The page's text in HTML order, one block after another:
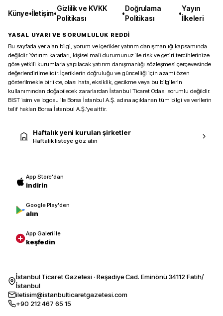
Künye•İletişim•
Gizlilik ve KVKK
Politikası
•
Doğrulama
Politikası
•
Yayın
İlkeleri
YASAL UYARI VE SORUMLULUK REDDİ
Bu sayfada yer alan bilgi, yorum ve içerikler yatırım danışmanlığı kapsamında
değildir. Yatırım kararları, kişisel mali durumunuz ile risk ve getiri tercihlerinize
göre yetkili kurumlarla yapılacak yatırım danışmanlığı sözleşmesi çerçevesinde
değerlendirilmelidir. İçeriklerin doğruluğu ve güncelliği için azami özen
gösterilmekle birlikte, olası hata, eksiklik, gecikme veya bu bilgilerin
kullanımından doğabilecek zararlardan İstanbul Ticaret Odası sorumlu değildir.
BIST isim ve logosu ile Borsa İstanbul A.Ş. adına açıklanan tüm bilgi ve verilerin
telif hakları Borsa İstanbul A.Ş.’ye aittir.
Haftalık yeni kurulan şirketler
Haftalık listeye göz atın
App Store'dan
indirin
Google Play'den
alın
App Galeri ile
keşfedin
İstanbul Ticaret Gazetesi · Reşadiye Cad. Eminönü 34112 Fatih/
İstanbul
iletisim@istanbulticaretgazetesi.com
+90 212 467 65 15